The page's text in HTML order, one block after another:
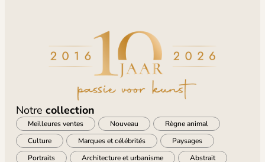
Notre collection
Meilleures ventes Nouveau
Règne animal
Culture
Marques et célébrités
Paysages
Portraits
Architecture et urbanisme Abstrait